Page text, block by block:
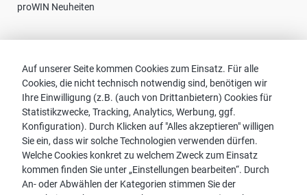
Auf unserer Seite kommen Cookies zum Einsatz. Für alle
Cookies, die nicht technisch notwendig sind, benötigen wir
Ihre Einwilligung (z.B. (auch von Drittanbietern) Cookies für
Statistikzwecke, Tracking, Analytics, Werbung, ggf.
Konfiguration). Durch Klicken auf "Alles akzeptieren" willigen
Sie ein, dass wir solche Technologien verwenden dürfen.
Welche Cookies konkret zu welchem Zweck zum Einsatz
kommen finden Sie unter „Einstellungen bearbeiten“. Durch
An- oder Abwählen der Kategorien stimmen Sie der
proWIN Neuheiten
Vertriebspartnersuche
Kontakt zu proWIN
Service-FAQ